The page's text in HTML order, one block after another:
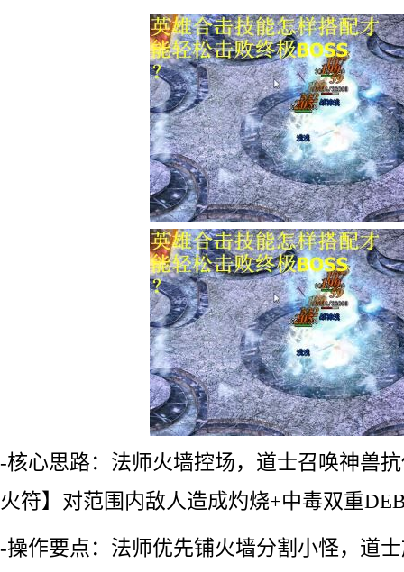
-核心思路：法师火墙控场，道士召唤神兽
火符】对范围内敌人造成灼烧+中毒双重
-操作要点：法师优先铺火墙分割小怪，道